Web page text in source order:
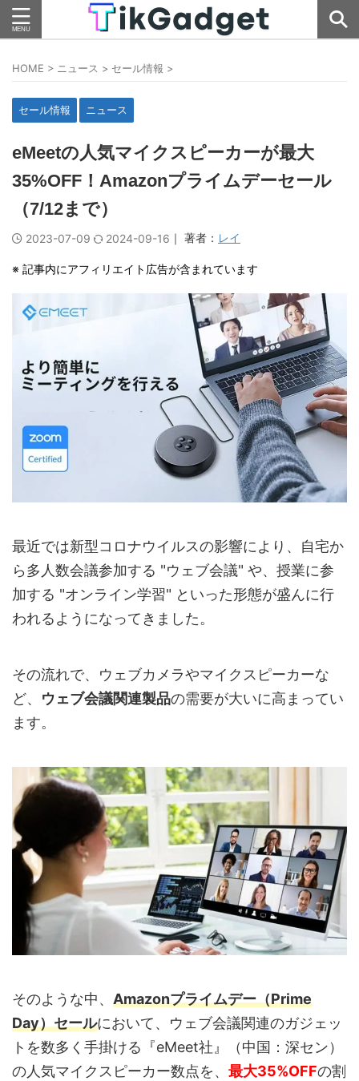
HOME > ニュース > セール情報 >
セール情報 ニュース
eMeetの人気マイクスピーカーが最大
35%OFF！Amazonプライムデーセール
（7/12まで）
2023-07-09 2024-09-16 ｜ 著者： レイ
※ 記事内にアフィリエイト広告が含まれています
最近では新型コロナウイルスの影響により、自宅か
ら多人数会議参加する "ウェブ会議" や、授業に参
加する "オンライン学習" といった形態が盛んに行
われるようになってきました。
その流れで、ウェブカメラやマイクスピーカーな
ど、 ウェブ会議関連製品の需要が大いに高まってい
ます。
そのような中、 Amazonプライムデー（Prime
Day）セールにおいて、ウェブ会議関連のガジェッ
トを数多く手掛ける『eMeet社』（中国：深セン）
の人気マイクスピーカー数点を、 最大35%OFFの割